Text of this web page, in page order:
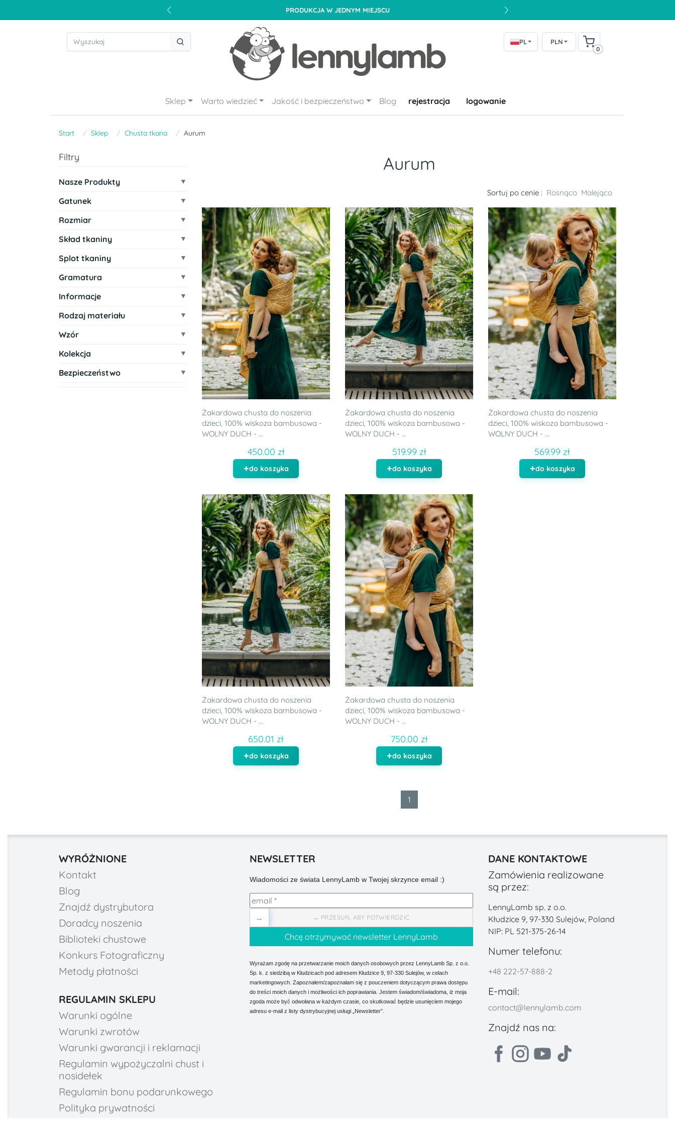
PRODUKCJA W JEDNYM MIEJSCU
PL PLN
0
Sklep Warto wiedzieć Jakość i bezpieczeństwo Blog rejestracja logowanie
Start Sklep Chusta tkana Aurum
Filtry
Nasze Produkty
Gatunek
Rozmiar
Skład tkaniny
Splot tkaniny
Gramatura
Informacje
Rodzaj materiału
Wzór
Kolekcja
Bezpieczeństwo
Aurum
Sortuj po cenie : Rosnąco Malejąco
Żakardowa chusta do noszenia
dzieci, 100% wiskoza bambusowa -
WOLNY DUCH - ...
450.00 zł
do koszyka
Żakardowa chusta do noszenia
dzieci, 100% wiskoza bambusowa -
WOLNY DUCH - ...
519.99 zł
do koszyka
Żakardowa chusta do noszenia
dzieci, 100% wiskoza bambusowa -
WOLNY DUCH - ...
569.99 zł
do koszyka
Żakardowa chusta do noszenia
dzieci, 100% wiskoza bambusowa -
WOLNY DUCH - ...
650.01 zł
do koszyka
Żakardowa chusta do noszenia
dzieci, 100% wiskoza bambusowa -
WOLNY DUCH - ...
750.00 zł
do koszyka
1
WYRÓŻNIONE
Kontakt
Blog
Znajdź dystrybutora
Doradcy noszenia
Biblioteki chustowe
Konkurs Fotograficzny
Metody płatności
REGULAMIN SKLEPU
Warunki ogólne
Warunki zwrotów
Warunki gwarancji i reklamacji
Regulamin wypożyczalni chust i
nosidełek
Regulamin bonu podarunkowego
Polityka prywatności
NEWSLETTER
Wiadomości ze świata LennyLamb w Twojej skrzynce email :)
→ PRZESUŃ, ABY POTWIERDZIĆ
→
Wyrażam zgodę na przetwarzanie moich danych osobowych przez LennyLamb Sp. z o.o.
Sp. k. z siedzibą w Kłudzicach pod adresem Kłudzice 9, 97-330 Sulejów, w celach
marketingowych. Zapoznałem/zapoznałam się z pouczeniem dotyczącym prawa dostępu
do treści moich danych i możliwości ich poprawiania. Jestem świadom/świadoma, iż moja
zgoda może być odwołana w każdym czasie, co skutkować będzie usunięciem mojego
adresu e-mail z listy dystrybucyjnej usługi „Newsletter”.
DANE KONTAKTOWE
Zamówienia realizowane
są przez:
LennyLamb sp. z o.o.
Kłudzice 9, 97-330 Sulejów, Poland
NIP: PL 521-375-26-14
Numer telefonu:
+48 222-57-888-2
E-mail:
contact@lennylamb.com
Znajdź nas na: